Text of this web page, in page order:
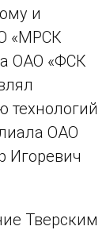
и
«МРСК
ОАО «ФСК
технологий
ОАО
Игоревич
Тверским